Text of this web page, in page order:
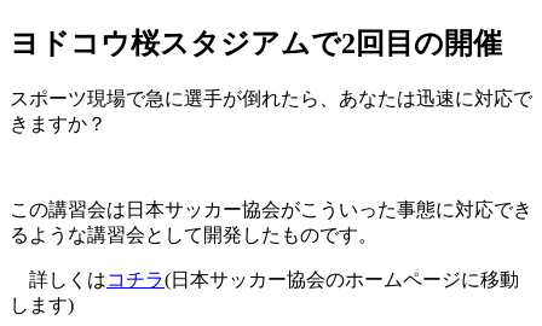
更
日
時
ヨドコウ桜スタジアムで2回目の開催
スポーツ現場で急に選手が倒れたら、あなたは迅速に対応で
きますか？
この講習会は日本サッカー協会がこういった事態に対応でき
るような講習会として開発したものです。
詳しくはコチラ(日本サッカー協会のホームページに移動
します)